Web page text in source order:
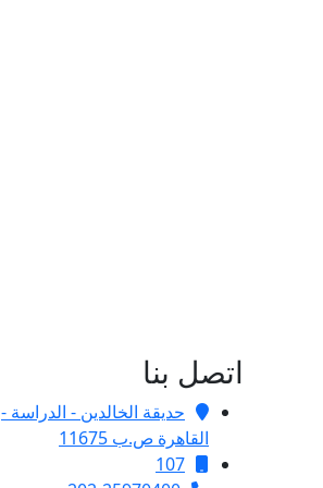
اتصل بنا
حديقة الخالدين - الدراسة -
القاهرة ص.ب 11675
107